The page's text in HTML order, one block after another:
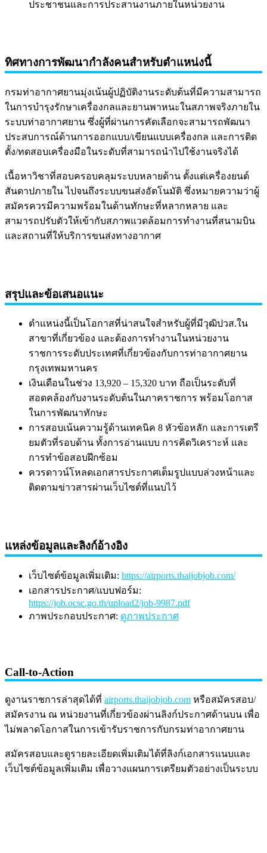
ประชาชนและการประสานงานภายในหน่วยงาน
ทิศทางการพัฒนากำลังคนสำหรับตำแหน่งนี้
กรมท่าอากาศยานมุ่งเน้นผู้ปฏิบัติงานระดับต้นที่มีความสามารถ
ในการบำรุงรักษาเครื่องกลและยานพาหนะในสภาพจริงภายใน
ระบบท่าอากาศยาน ซึ่งผู้ที่ผ่านการคัดเลือกจะสามารถพัฒนา
ประสบการณ์ด้านการออกแบบ/เขียนแบบเครื่องกล และการติด
ตั้ง/ทดสอบเครื่องมือในระดับที่สามารถนำไปใช้งานจริงได้
เนื้อหาวิชาที่สอบครอบคลุมระบบหลายด้าน ตั้งแต่เครื่องยนต์
สันดาปภายใน ไปจนถึงระบบขนส่งอัตโนมัติ ซึ่งหมายความว่าผู้
สมัครควรมีความพร้อมในด้านทักษะที่หลากหลาย และ
สามารถปรับตัวให้เข้ากับสภาพแวดล้อมการทำงานที่สนามบิน
และสถานที่ให้บริการขนส่งทางอากาศ
สรุปและข้อเสนอแนะ
ตำแหน่งนี้เป็นโอกาสที่น่าสนใจสำหรับผู้ที่มีวุฒิปวส.ใน
สาขาที่เกี่ยวข้อง และต้องการทำงานในหน่วยงาน
ราชการระดับประเทศที่เกี่ยวข้องกับการท่าอากาศยาน
กรุงเทพมหานคร
เงินเดือนในช่วง 13,920 – 15,320 บาท ถือเป็นระดับที่
สอดคล้องกับงานระดับต้นในภาคราชการ พร้อมโอกาส
ในการพัฒนาทักษะ
การสอบเน้นความรู้ด้านเทคนิค 8 หัวข้อหลัก และการเตรี
ยมตัวที่รอบด้าน ทั้งการอ่านแบบ การคิดวิเคราะห์ และ
การทำข้อสอบฝึกซ้อม
ควรดาวน์โหลดเอกสารประกาศเต็มรูปแบบล่วงหน้าและ
ติดตามข่าวสารผ่านเว็บไซต์ที่แนบไว้
แหล่งข้อมูลและลิงก์อ้างอิง
เว็บไซต์ข้อมูลเพิ่มเติม: https://airports.thaijobjob.com/
เอกสารประกาศ/แบบฟอร์ม:
https://job.ocsc.go.th/upload2/job-9987.pdf
ภาพประกอบประกาศ: ดูภาพประกาศ
Call-to-Action
ดูงานราชการล่าสุดได้ที่ airports.thaijobjob.com หรือสมัครสอบ/
สมัครงาน ณ หน่วยงานที่เกี่ยวข้องผ่านลิงก์ประกาศด้านบน เพื่อ
ไม่พลาดโอกาสในการเข้ารับราชการกับกรมท่าอากาศยาน
สมัครสอบและดูรายละเอียดเพิ่มเติมได้ที่ลิงก์เอกสารแนบและ
เว็บไซต์ข้อมูลเพิ่มเติม เพื่อวางแผนการเตรียมตัวอย่างเป็นระบบ